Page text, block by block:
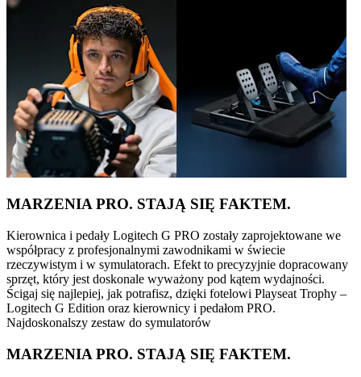
MARZENIA PRO. STAJĄ SIĘ FAKTEM.
Kierownica i pedały Logitech G PRO zostały zaprojektowane we
współpracy z profesjonalnymi zawodnikami w świecie
rzeczywistym i w symulatorach. Efekt to precyzyjnie dopracowany
sprzęt, który jest doskonale wyważony pod kątem wydajności.
Ścigaj się najlepiej, jak potrafisz, dzięki fotelowi Playseat Trophy –
Logitech G Edition oraz kierownicy i pedałom PRO.
Najdoskonalszy zestaw do symulatorów
MARZENIA PRO. STAJĄ SIĘ FAKTEM.